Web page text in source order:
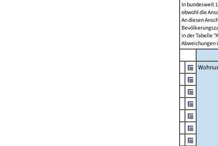
In bundesweit
obwohl die
An diesen
in der Tabelle
Abweichungen